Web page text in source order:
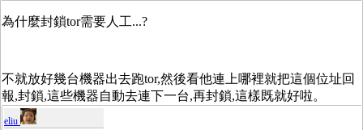
為什麼封鎖tor需要人工...?
不就放好幾台機器出去跑tor,然後看他連上哪裡就把這個位址回
報,封鎖,這些機器自動去連下一台,再封鎖,這樣既就好啦。
eliu